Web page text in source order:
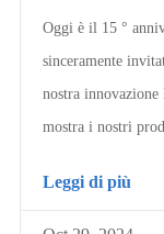
Oggi è il 15 °
sinceramente
nostra
mostra i nostri
Leggi di più